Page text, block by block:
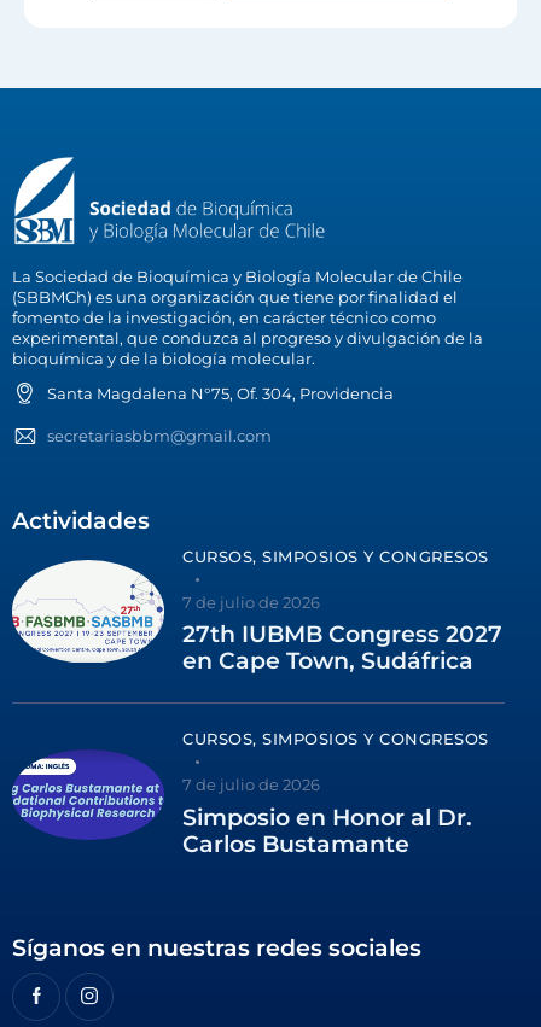
La Sociedad de Bioquímica y Biología Molecular de Chile
(SBBMCh) es una organización que tiene por finalidad el
fomento de la investigación, en carácter técnico como
experimental, que conduzca al progreso y divulgación de la
bioquímica y de la biología molecular.
Santa Magdalena N°75, Of. 304, Providencia
secretariasbbm@gmail.com
Actividades
CURSOS, SIMPOSIOS Y CONGRESOS
7 de julio de 2026
27th IUBMB Congress 2027
en Cape Town, Sudáfrica
CURSOS, SIMPOSIOS Y CONGRESOS
7 de julio de 2026
Simposio en Honor al Dr.
Carlos Bustamante
Síganos en nuestras redes sociales